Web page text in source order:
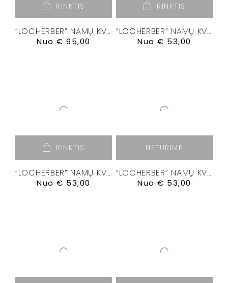
RINKTIS
“LOCHERBER” NAMŲ KVAPŲ DIFUZORIUS “BANKSIA”
Nuo€ 95,00
RINKTIS
“LOCHERBER” NAMŲ KVAPŲ DIFUZORIUS “DOLCE ROMA XXI”
Nuo€ 53,00
RINKTIS
“LOCHERBER” NAMŲ KVAPŲ DIFUZORIUS “GRIGIO MILANO”
Nuo€ 53,00
NETURIME
“LOCHERBER” NAMŲ KVAPŲ DIFUZORIUS “KLINTO 1817”
Nuo€ 53,00